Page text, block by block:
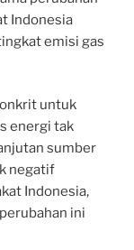
Indonesia
emisi gas
untuk
energi tak
sumber
negatif
Indonesia,
ini